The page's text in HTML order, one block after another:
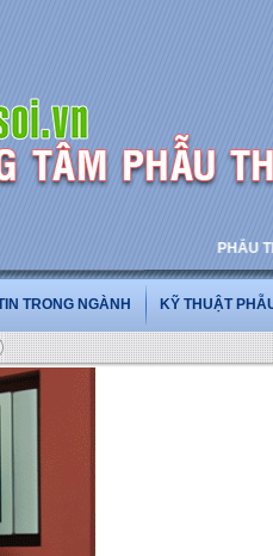
PHẪU THUẬT
TRONG NGÀNH KỸ THUẬT